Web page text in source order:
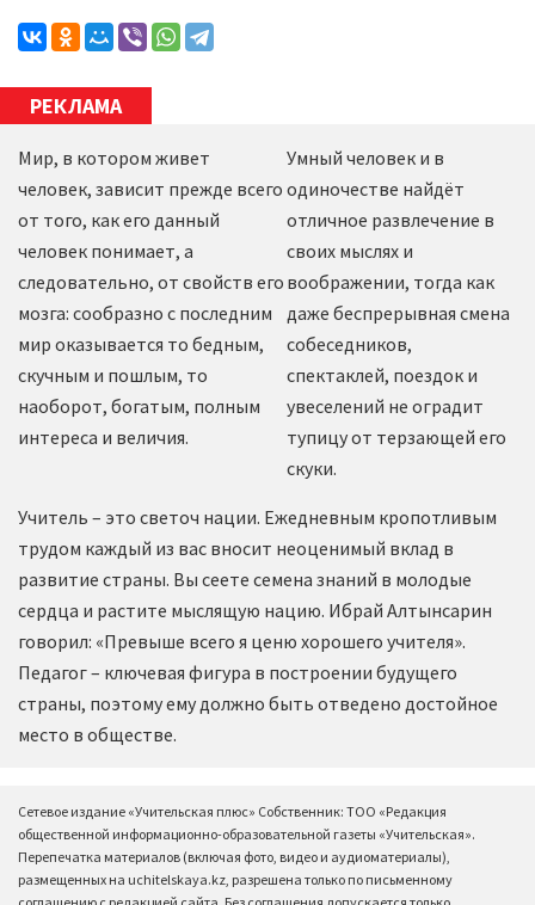
РЕКЛАМА
Мир, в котором живет
человек, зависит прежде всего
от того, как его данный
человек понимает, а
следовательно, от свойств его
мозга: сообразно с последним
мир оказывается то бедным,
скучным и пошлым, то
наоборот, богатым, полным
интереса и величия.
Умный человек и в
одиночестве найдёт
отличное развлечение в
своих мыслях и
воображении, тогда как
даже беспрерывная смена
собеседников,
спектаклей, поездок и
увеселений не оградит
тупицу от терзающей его
скуки.
Учитель – это светоч нации. Ежедневным кропотливым
трудом каждый из вас вносит неоценимый вклад в
развитие страны. Вы сеете семена знаний в молодые
сердца и растите мыслящую нацию. Ибрай Алтынсарин
говорил: «Превыше всего я ценю хорошего учителя».
Педагог – ключевая фигура в построении будущего
страны, поэтому ему должно быть отведено достойное
место в обществе.
Сетевое издание «Учительская плюс» Собственник: ТОО «Редакция
общественной информационно-образовательной газеты «Учительская».
Перепечатка материалов (включая фото, видео и аудиоматериалы),
размещенных на uchitelskaya.kz, разрешена только по письменному